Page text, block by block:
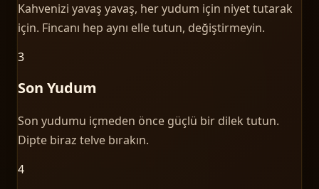
Kahvenizi yavaş yavaş, her yudum için niyet tutarak
için. Fincanı hep aynı elle tutun, değiştirmeyin.
3
Son Yudum
Son yudumu içmeden önce güçlü bir dilek tutun.
Dipte biraz telve bırakın.
4